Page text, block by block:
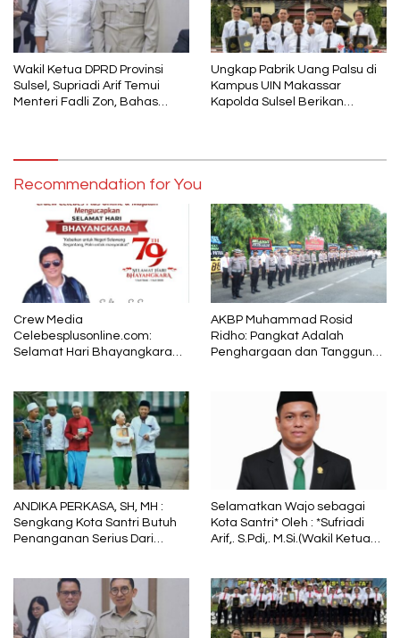
Wakil Ketua DPRD Provinsi
Sulsel, Supriadi Arif Temui
Menteri Fadli Zon, Bahas
Ungkap Pabrik Uang Palsu di
Kampus UIN Makassar
Kapolda Sulsel Berikan
Recommendation for You
Crew Media
Celebesplusonline.com:
Selamat Hari Bhayangkara
dalam Sunyi dan Terang
AKBP Muhammad Rosid
Ridho: Pangkat Adalah
Penghargaan dan Tanggung
ANDIKA PERKASA, SH, MH :
Sengkang Kota Santri Butuh
Penanganan Serius Dari
Selamatkan Wajo sebagai
Kota Santri* Oleh : *Sufriadi
Arif,. S.Pdi,. M.Si.(Wakil Ketua